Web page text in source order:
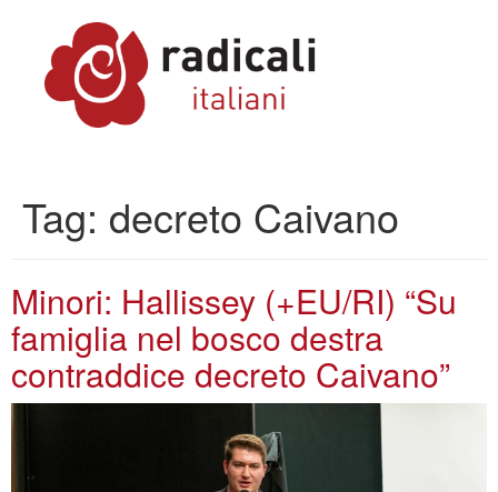
Tag: decreto Caivano
Minori: Hallissey (+EU/RI) “Su
famiglia nel bosco destra
contraddice decreto Caivano”